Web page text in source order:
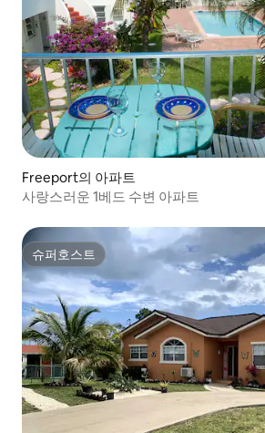
Freeport의 아파트
사랑스러운 1베드 수변 아파트
슈퍼호스트
슈퍼호스트